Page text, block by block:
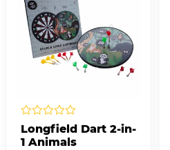
Longfield Dart 2-in-
1 Animals